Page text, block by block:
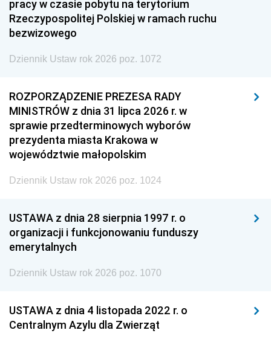
pracy w czasie pobytu na terytorium
Rzeczypospolitej Polskiej w ramach ruchu
bezwizowego
Dziennik Ustaw rok 2026 poz. 1072
ROZPORZĄDZENIE PREZESA RADY
MINISTRÓW z dnia 31 lipca 2026 r. w
sprawie przedterminowych wyborów
prezydenta miasta Krakowa w
województwie małopolskim
Dziennik Ustaw rok 2026 poz. 1024
USTAWA z dnia 28 sierpnia 1997 r. o
organizacji i funkcjonowaniu funduszy
emerytalnych
Dziennik Ustaw rok 2026 poz. 1070
USTAWA z dnia 4 listopada 2022 r. o
Centralnym Azylu dla Zwierząt